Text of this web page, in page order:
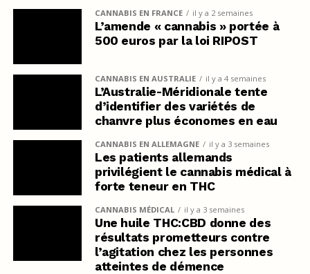
CANNABIS EN FRANCE il y a 2 semaines
L’amende « cannabis » portée à
500 euros par la loi RIPOST
CANNABIS EN AUSTRALIE il y a 4 semaines
L’Australie-Méridionale tente
d’identifier des variétés de
chanvre plus économes en eau
CANNABIS EN ALLEMAGNE il y a 3 semaines
Les patients allemands
privilégient le cannabis médical à
forte teneur en THC
CANNABIS MÉDICAL il y a 3 semaines
Une huile THC:CBD donne des
résultats prometteurs contre
l’agitation chez les personnes
atteintes de démence